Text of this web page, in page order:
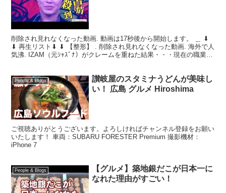
削除され見れなくなった動画. 動画は17秒後から開始します。 ＿ ⬇
⬇ 再生リスト⬇ ⬇ 【整形】 . 削除され見れなくなった動画. 海外で人
気沸. IZAM（元ｼｬｽﾞﾅ）がクレームを重ねた結果・・・現在の職業が
People & Blogs
讃岐屋のスタミナうどんが美味し
い！ 広島 グルメ Hiroshima
ご視聴ありがとうございます。よろしければチャンネル登録をお願い
いたします！ 車両：SUBARU FORESTER Premium 撮影機材：
iPhone 7
People & Blogs
【グルメ】築地銀だこが日本一に
なれた理由がすごい！